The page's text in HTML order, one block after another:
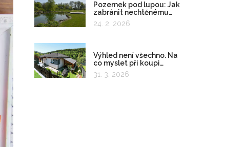
Pozemek pod lupou: Jak
zabránit nechtěnému
zadržování vody
24. 2. 2026
Výhled není všechno. Na
co myslet při koupi
pozemku?
31. 3. 2026